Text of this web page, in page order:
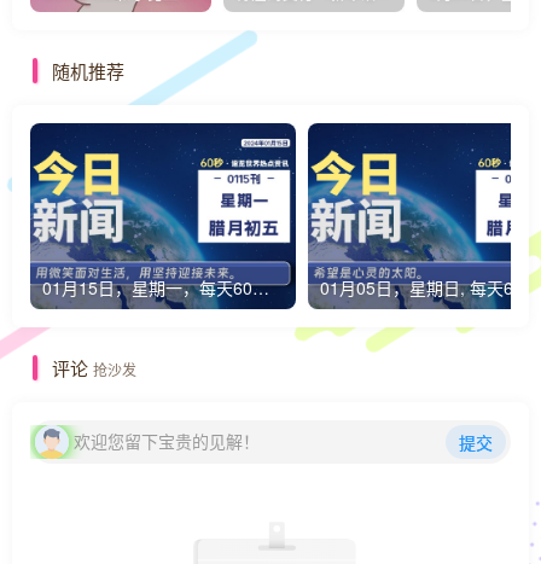
随机推荐
01月15日，星期一，每天60秒读懂全世界！ 01
评论 抢沙发
欢迎您留下宝贵的见解！ 提交